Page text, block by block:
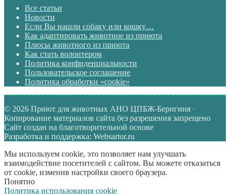
Все статьи
Новости
Если Вы нашли собаку или кошку…
Как адаптировать животное из приюта
Плюсы животного из приюта
Как стать волонтером
Политика конфиденциальности
Пользовательское соглашение
Политика обработки «cookie»
© 2026 Приют для животных АНО ЦПБЖ-Беригиня ·
Копирование материалов сайта без разрешения запрещено
Сайт создан на благотворительной основе
Разработка и поддержка: Websartor.ru
Мы используем cookie, это позволяет нам улучшать
взаимодействие посетителей с сайтом. Вы можете отказаться
от cookie, изменив настройки своего браузера.
Понятно
Политика использования cookie